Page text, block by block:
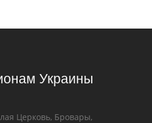
Украины
Церковь, Бровары,